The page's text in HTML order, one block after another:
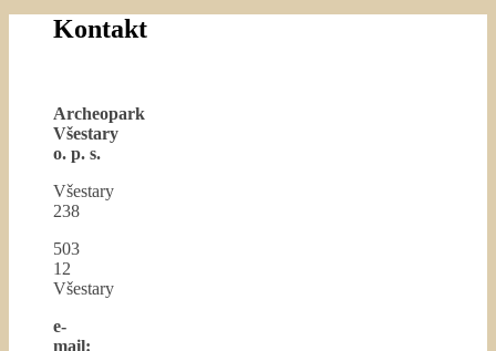
Kontakt
Archeopark
Všestary
o. p. s.
Všestary
238
503
12
Všestary
e-
mail: